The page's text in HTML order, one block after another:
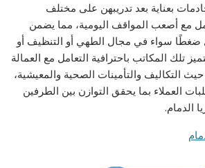
بعناية بعد تدريبهن على مختلف
مع أصعب المواقف اليومية، مما يضمن
ضغطًا سواء في مجال الطهي أو التنظيف أو
تلك المكاتب باحترافية التعامل مع العمالة
التكاليف والتأمينات الصحية والمعيشية،
العملاء بما يحقق التوازن بين الطرفين
الدمام.